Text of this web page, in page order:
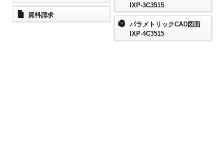
資料請求
IXP-3C3515
パラメトリックCAD図面
IXP-4C3515